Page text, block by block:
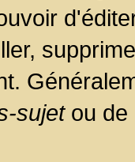
sujetou de